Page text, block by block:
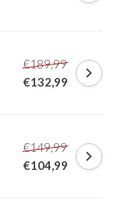
€189,99
€132,99
€149,99
€104,99